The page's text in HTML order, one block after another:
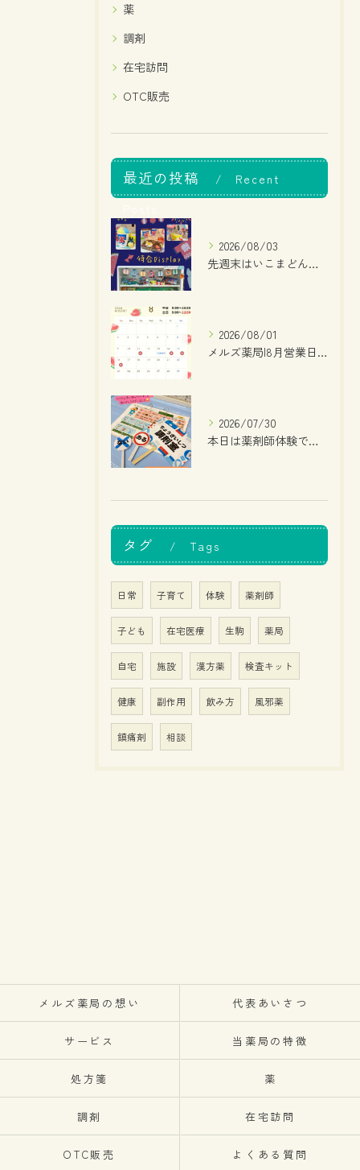
薬
調剤
在宅訪問
OTC販売
最近の投稿
Recent
2026/08/03
先週末はいこまどんどこまつりでしたね！
2026/08/01
メルズ薬局|8月営業日のお知らせ
2026/07/30
本日は薬剤師体験でした！
タグ Tags
日常 子育て 体験 薬剤師
子ども 在宅医療 生駒 薬局
自宅 施設 漢方薬 検査キット
健康 副作用 飲み方 風邪薬
鎮痛剤 相談
メルズ薬局の想い 代表あいさつ
サービス 当薬局の特徴
処方箋 薬
調剤 在宅訪問
OTC販売 よくある質問